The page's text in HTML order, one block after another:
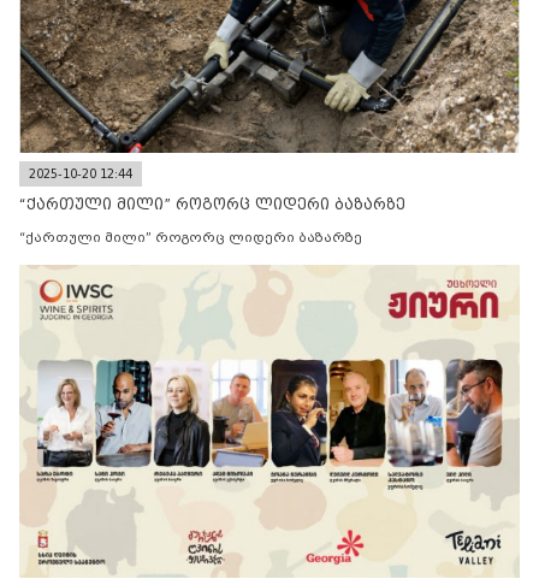
2025-10-20 12:44
“ქართული მილი” როგორც ლიდერი ბაზარზე
“ქართული მილი” როგორც ლიდერი ბაზარზე